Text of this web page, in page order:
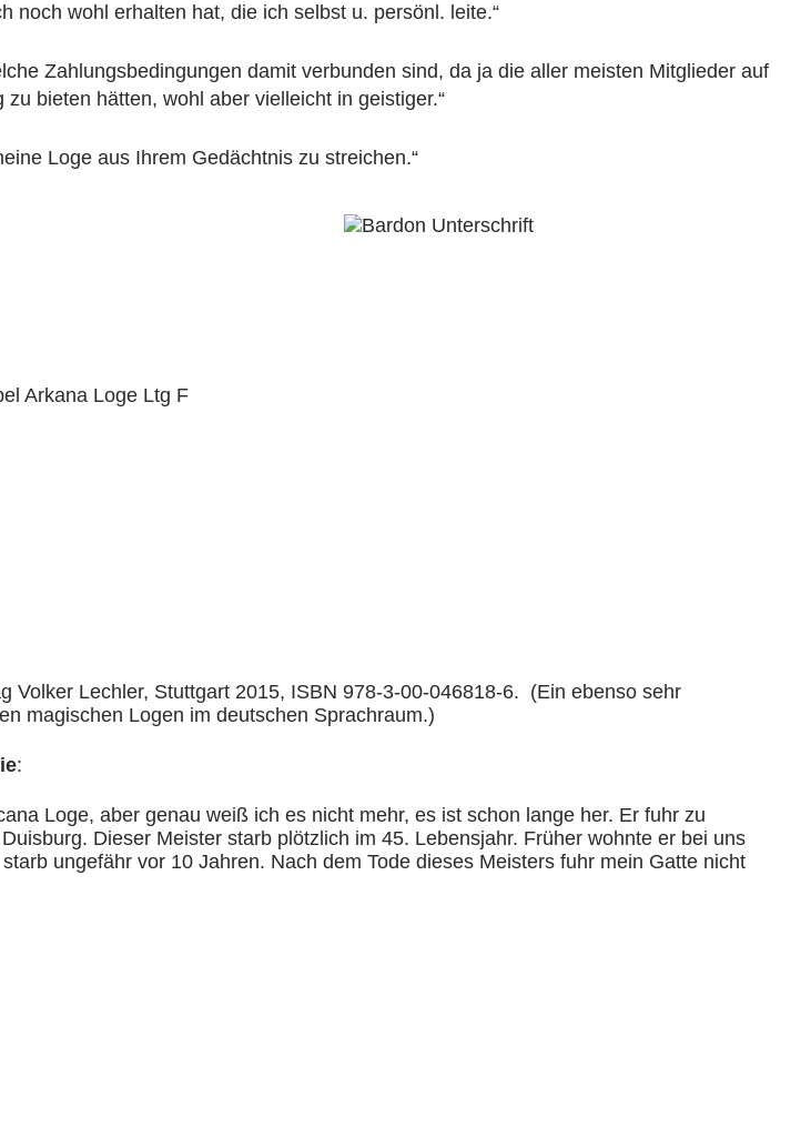
noch wohl erhalten hat, die ich selbst u. persönl. leite.“
Zahlungsbedingungen damit verbunden sind, da ja die aller meisten Mitglieder auf
bieten hätten, wohl aber vielleicht in geistiger.“
Loge aus Ihrem Gedächtnis zu streichen.“
Volker Lechler, Stuttgart 2015, ISBN 978-3-00-046818-6. (Ein ebenso sehr
magischen Logen im deutschen Sprachraum.)
:
Loge, aber genau weiß ich es nicht mehr, es ist schon lange her. Er fuhr zu
Dieser Meister starb plötzlich im 45. Lebensjahr. Früher wohnte er bei uns
ungefähr vor 10 Jahren. Nach dem Tode dieses Meisters fuhr mein Gatte nicht